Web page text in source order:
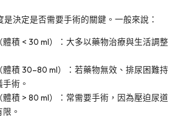
決定是否需要手術的關鍵。一般來說：
（體積 < 30 ml）：大多以藥物治療與生活調整
（體積 30–80 ml）：若藥物無效、排尿困難持
術。
（體積 > 80 ml）：常需要手術，因為壓迫尿道
。